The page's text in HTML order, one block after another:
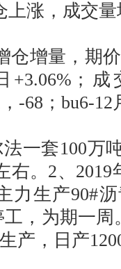
涨，成交量
增量，期
；成
-68；bu6-
套100万
右。2、2019
力生产90#
，为期一
产，日产